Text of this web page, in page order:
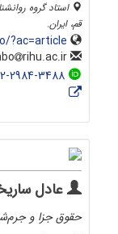
استاد گروه
قم، ایران.
?ac=article
rihu.ac.ir
2984-3488
عادل
حقوق جزا و